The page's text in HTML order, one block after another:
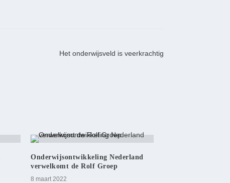
Het onderwijsveld is veerkrachtig
Onderwijsontwikkeling Nederland
verwelkomt de Rolf Groep
8 maart 2022